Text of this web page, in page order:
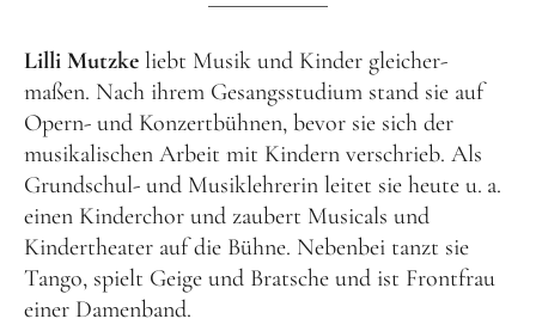
Lilli Mutzke liebt Musik und Kinder gleicher-
maßen. Nach ihrem Gesangsstudium stand sie auf
Opern- und Konzertbühnen, bevor sie sich der
musikalischen Arbeit mit Kindern verschrieb. Als
Grundschul- und Musiklehrerin leitet sie heute u. a.
einen Kinderchor und zaubert Musicals und
Kindertheater auf die Bühne. Nebenbei tanzt sie
Tango, spielt Geige und Bratsche und ist Frontfrau
einer Damenband.